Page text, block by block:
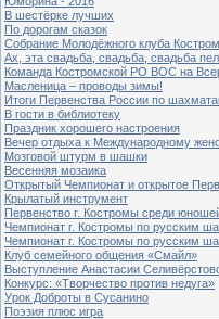
В шестёрке лучших
По дорогам сказок
Собрание Молодёжного клуба
Ах, эта свадьба, свадьба, свадьба
Команда Костромской РО ВОС на
Масленица – проводы зимы!
Итоги Первенства России по
В гости в библиотеку
Праздник хорошего настроения
Вечер отдыха к Международному
Мозговой штурм в шашки
Весенняя мозаика
Открытый Чемпионат и открытое
Крылатый инструмент
Первенство г. Костромы среди
Чемпионат г. Костромы по русским
Чемпионат г. Костромы по русским
Клуб семейного общения «Смайл»
Выступление Анастасии
Конкурс: «Творчество против недуга»
Урок Доброты в Сусанино
Поэзия плюс игра